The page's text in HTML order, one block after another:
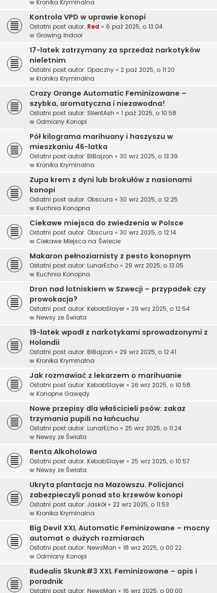
w Kronika Kryminalna
Kontrola VPD w uprawie konopi
Ostatni post autor: Red « 6 paź 2025, o 13:04
w Growing Indoor
17-latek zatrzymany za sprzedaż narkotyków
nieletnim
Ostatni post autor: Opaczny « 2 paź 2025, o 11:20
w Kronika Kryminalna
Crazy Orange Automatic Feminizowane –
szybka, aromatyczna i niezawodna!
Ostatni post autor: SilentAsh « 1 paź 2025, o 10:58
w Odmiany Konopi
Pół kilograma marihuany i haszyszu w
mieszkaniu 46-latka
Ostatni post autor: BiBajzon « 30 wrz 2025, o 13:39
w Kronika Kryminalna
Zupa krem z dyni lub brokułów z nasionami
konopi
Ostatni post autor: Obscura « 30 wrz 2025, o 12:25
w Kuchnia Konopna
Ciekawe miejsca do zwiedzenia w Polsce
Ostatni post autor: Obscura « 30 wrz 2025, o 12:14
w Ciekawe Miejsca na Świecie
Makaron pełnoziarnisty z pesto konopnym
Ostatni post autor: LunarEcho « 29 wrz 2025, o 13:05
w Kuchnia Konopna
Dron nad lotniskiem w Szwecji – przypadek czy
prowokacja?
Ostatni post autor: KebabSlayer « 29 wrz 2025, o 12:54
w Newsy ze Świata
19-latek wpadł z narkotykami sprowadzonymi z
Holandii
Ostatni post autor: BiBajzon « 29 wrz 2025, o 12:41
w Kronika Kryminalna
Jak rozmawiać z lekarzem o marihuanie
Ostatni post autor: KebabSlayer « 26 wrz 2025, o 10:58
w Konopne Gawędy
Nowe przepisy dla właścicieli psów: zakaz
trzymania pupili na łańcuchu
Ostatni post autor: LunarEcho « 25 wrz 2025, o 11:24
w Newsy ze Świata
Renta Alkoholowa
Ostatni post autor: KebabSlayer « 25 wrz 2025, o 10:57
w Newsy ze Świata
Ukryta plantacja na Mazowszu. Policjanci
zabezpieczyli ponad sto krzewów konopi
Ostatni post autor: Jaskół « 22 wrz 2025, o 11:53
w Kronika Kryminalna
Big Devil XXL Automatic Feminizowane – mocny
automat o dużych rozmiarach
Ostatni post autor: NewsMan « 18 wrz 2025, o 00:22
w Odmiany Konopi
Rudealis Skunk#3 XXL Feminizowane – opis i
poradnik
Ostatni post autor: NewsMan « 16 wrz 2025, o 00:00